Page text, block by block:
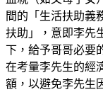
間的「生活扶助義
扶助」，意即李先
下，給予哥哥必要
在考量李先生的經
額，以避免李先生